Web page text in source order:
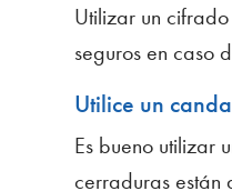
Utilizar un
seguros en caso
Utilice un
Es bueno utilizar
cerraduras están